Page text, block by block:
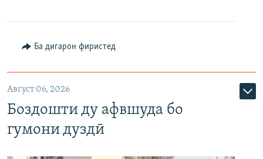
Ба дигарон фиристед
Август 06, 2026
Боздошти ду афвшуда бо
гумони дуздӣ